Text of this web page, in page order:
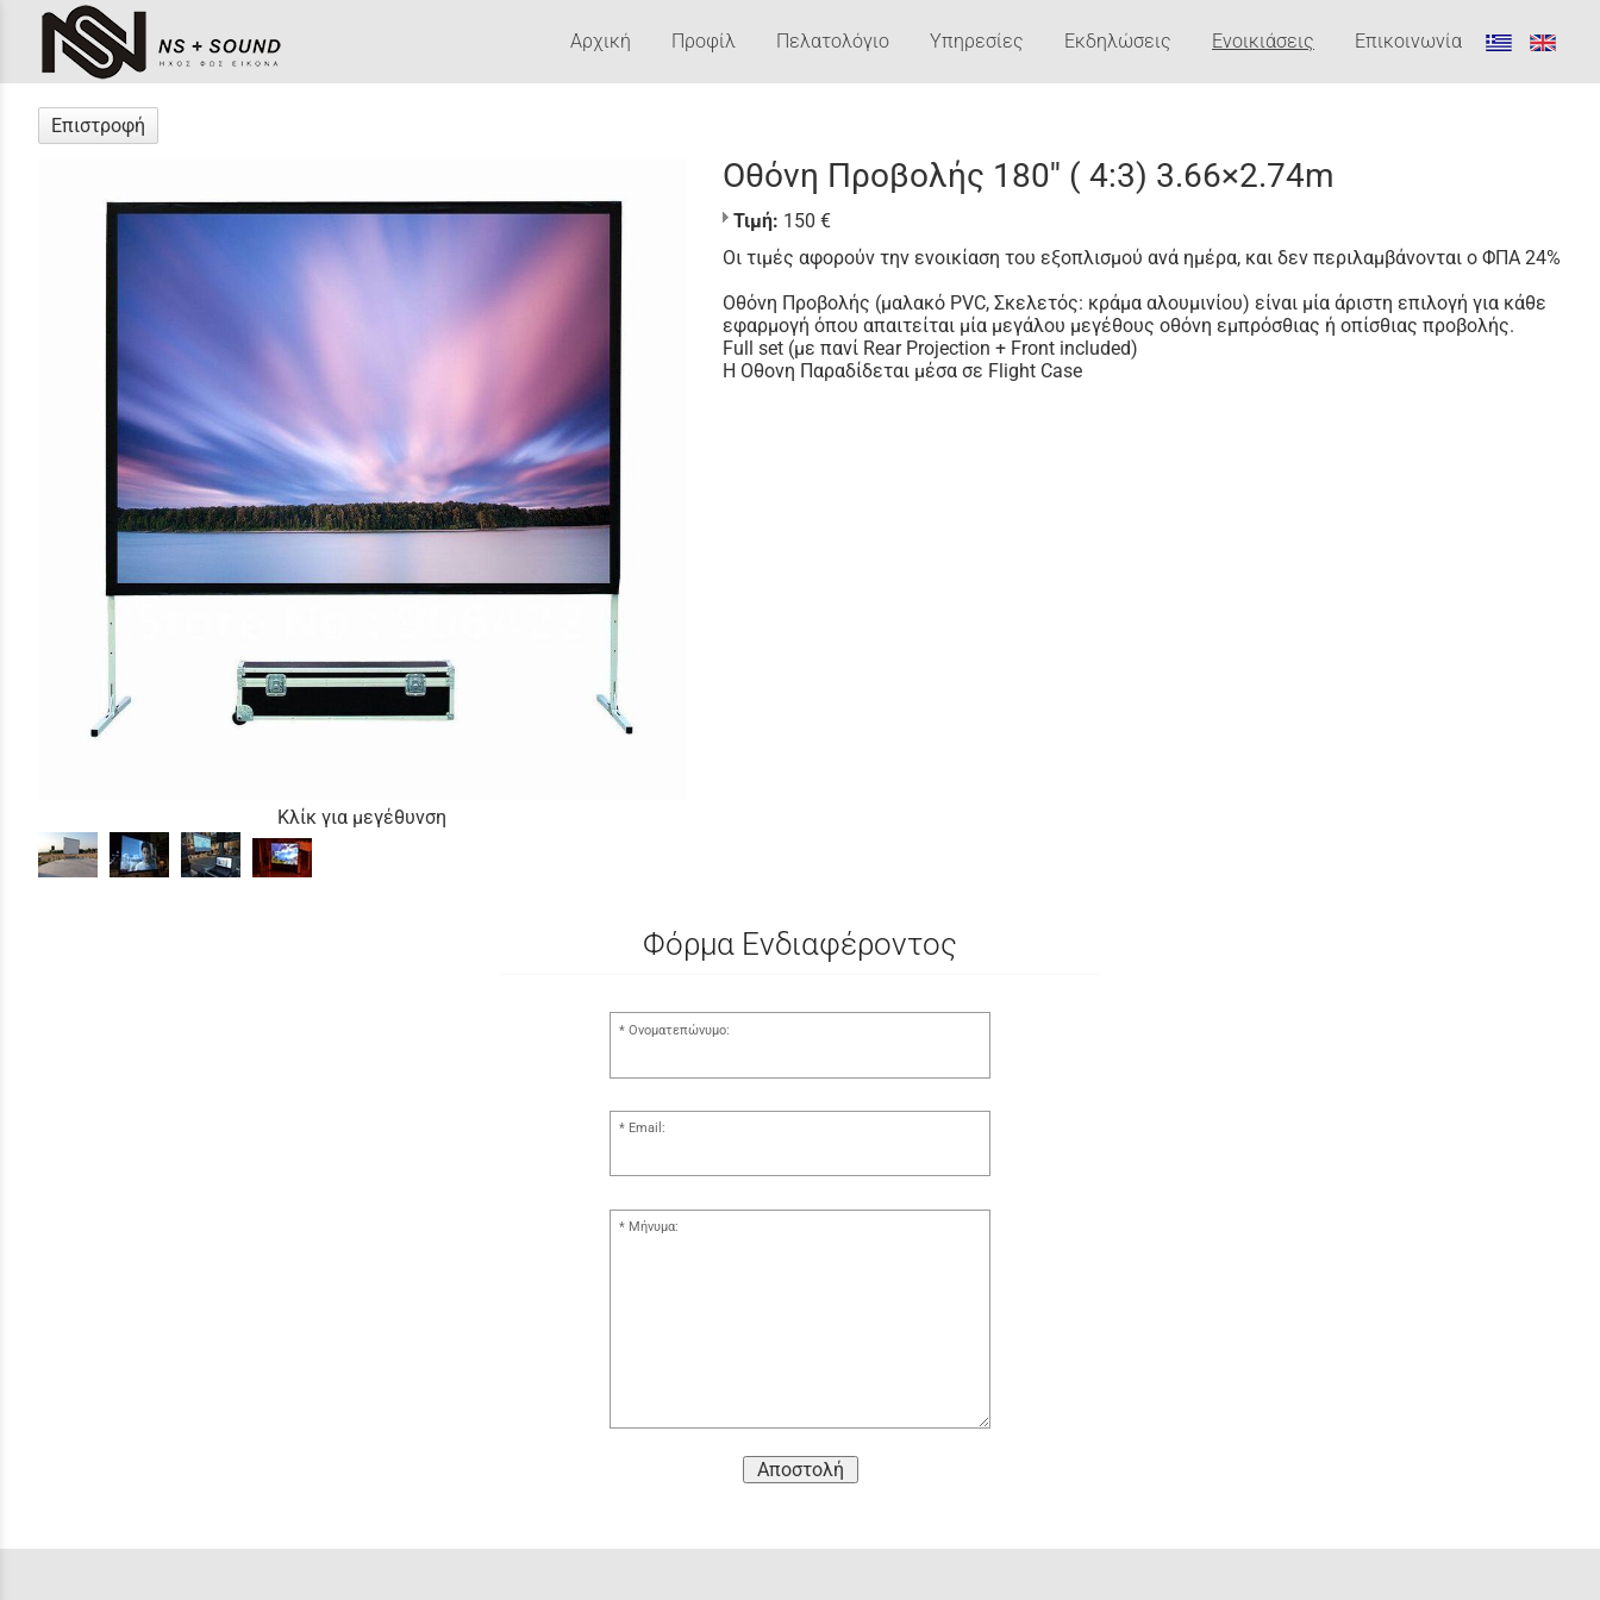
Αρχική Προφίλ Πελατολόγιο Υπηρεσίες Εκδηλώσεις Ενοικιάσεις Επικοινωνία
Επιστροφή
Κλίκ για μεγέθυνση
Οθόνη Προβολής 180'' ( 4:3) 3.66×2.74m
Τιμή: 150 €
Οι τιμές αφορούν την ενοικίαση του εξοπλισμού ανά ημέρα, και δεν περιλαμβάνονται ο ΦΠΑ 24%
Οθόνη Προβολής (μαλακό PVC, Σκελετός: κράμα αλουμινίου) είναι μία άριστη επιλογή για κάθε
εφαρμογή όπου απαιτείται μία μεγάλου μεγέθους οθόνη εμπρόσθιας ή οπίσθιας προβολής.
Full set (με πανί Rear Projection + Front included)
Η Οθονη Παραδίδεται μέσα σε Flight Case
Φόρμα Ενδιαφέροντος
Ονοματεπώνυμο:
Email:
Μήνυμα:
Αποστολή